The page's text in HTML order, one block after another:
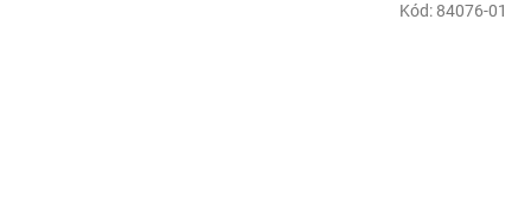
Kód: 84076-01